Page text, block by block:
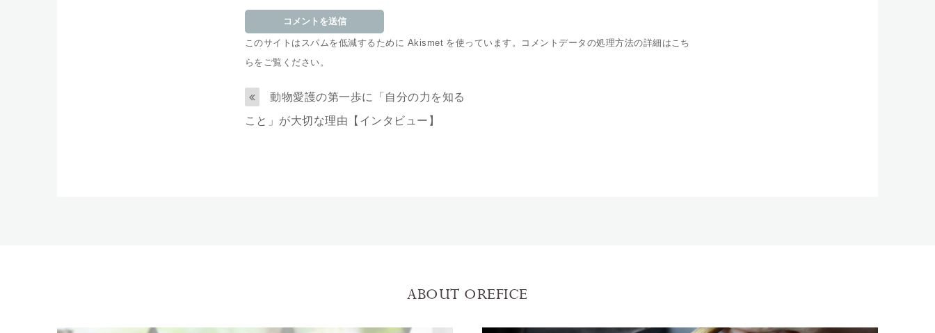
このサイトはスパムを低減するために Akismet を使っています。
コメントデータの処理方法の詳細はこち
らをご覧ください。
動物愛護の第一歩に「自分の力を知る
こと」が大切な理由【インタビュー】
ABOUT OREFICE